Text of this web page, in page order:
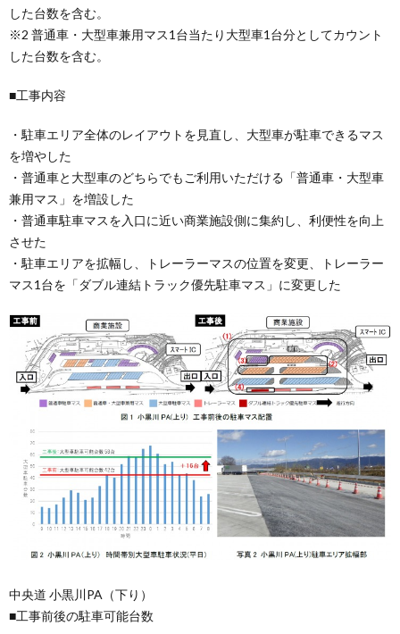
した台数を含む。
※2 普通車・大型車兼用マス1台当たり大型車1台分としてカウント
した台数を含む。
■工事内容
・駐車エリア全体のレイアウトを見直し、大型車が駐車できるマス
を増やした
・普通車と大型車のどちらでもご利用いただける「普通車・大型車
兼用マス」を増設した
・普通車駐車マスを入口に近い商業施設側に集約し、利便性を向上
させた
・駐車エリアを拡幅し、トレーラーマスの位置を変更、トレーラー
マス1台を「ダブル連結トラック優先駐車マス」に変更した
中央道 小黒川PA（下り）
■工事前後の駐車可能台数